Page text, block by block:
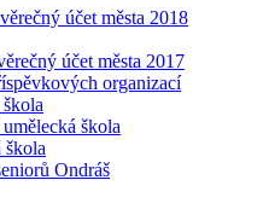
účet města 2018
účet města 2017
organizací
škola
škola
Ondráš